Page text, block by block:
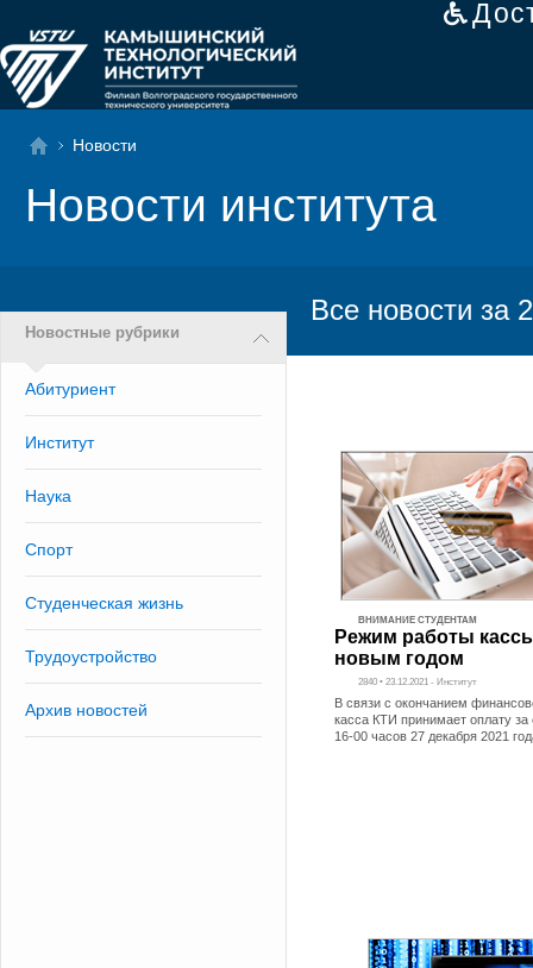
Новости
Новости института
Новостные рубрики
Абитуриент
Институт
Наука
Спорт
Студенческая жизнь
Трудоустройство
Архив новостей
Все новости за
ВНИМАНИЕ СТУДЕНТАМ
Режим работы
новым годом
2840 • 23.12.2021 - Институт
В связи с окончанием
касса КТИ принимает оплату за
16-00 часов 27 декабря 2021